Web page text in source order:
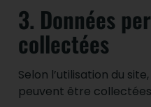
3. Données
collectées
Selon l’utilisation du
peuvent être